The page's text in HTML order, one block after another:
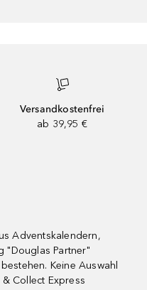
Versandkostenfrei
ab 39,95 €
Adventskalendern,
"Douglas Partner"
Keine Auswahl
Collect Express